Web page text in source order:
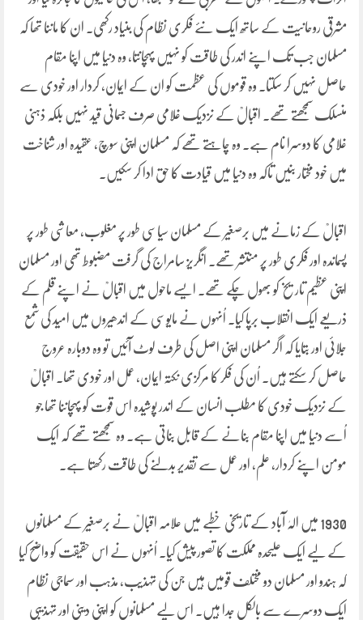
مشرقی روحانیت کے ساتھ ایک نئے فکری نظام کی بنیاد رکھی۔ ان کا ماننا تھا کہ
مسلمان جب تک اپنے اندر کی طاقت کو نہیں پہچانتا، وہ دنیا میں اپنا مقام
حاصل نہیں کر سکتا۔ وہ قوموں کی عظمت کو ان کے ایمان، کردار اور خودی سے
منسلک سمجھتے تھے۔ اقبالؒ کے نزدیک غلامی صرف جسمانی قید نہیں بلکہ ذہنی
غلامی کا دوسرا نام ہے۔ وہ چاہتے تھے کہ مسلمان اپنی سوچ، عقیدہ اور شناخت
میں خود مختار بنیں تاکہ وہ دنیا میں قیادت کا حق ادا کر سکیں۔
اقبالؒ کے زمانے میں برصغیر کے مسلمان سیاسی طور پر مغلوب، معاشی طور پر
پسماندہ اور فکری طور پر منتشر تھے۔ انگریز سامراج کی گرفت مضبوط تھی اور مسلمان
اپنی عظیم تاریخ کو بھول چکے تھے۔ ایسے ماحول میں اقبالؒ نے اپنے قلم کے
ذریعے ایک انقلاب برپا کیا۔ اُنہوں نے مایوسی کے اندھیروں میں امید کی شمع
جلائی اور بتایا کہ اگر مسلمان اپنی اصل کی طرف لوٹ آئیں تو وہ دوبارہ عروج
حاصل کر سکتے ہیں۔ اُن کی فکر کا مرکزی نکتہ ایمان، عمل اور خودی تھا۔ اقبالؒ
کے نزدیک خودی کا مطلب انسان کے اندر پوشیدہ اس قوت کو پہچاننا تھا جو
اُسے دنیا میں اپنا مقام بنانے کے قابل بناتی ہے۔ وہ سمجھتے تھے کہ ایک
مومن اپنے کردار، علم، اور عمل سے تقدیر بدلنے کی طاقت رکھتا ہے۔
1930 میں الہٰ آباد کے تاریخی خطبے میں علامہ اقبالؒ نے برصغیر کے مسلمانوں
کے لیے ایک علیحدہ مملکت کا تصور پیش کیا۔ اُنہوں نے اس حقیقت کو واضح کیا
کہ ہندو اور مسلمان دو مختلف قومیں ہیں جن کی تہذیب، مذہب اور سماجی نظام
ایک دوسرے سے بالکل جدا ہیں۔ اس لیے مسلمانوں کو اپنی دینی اور تہذیبی